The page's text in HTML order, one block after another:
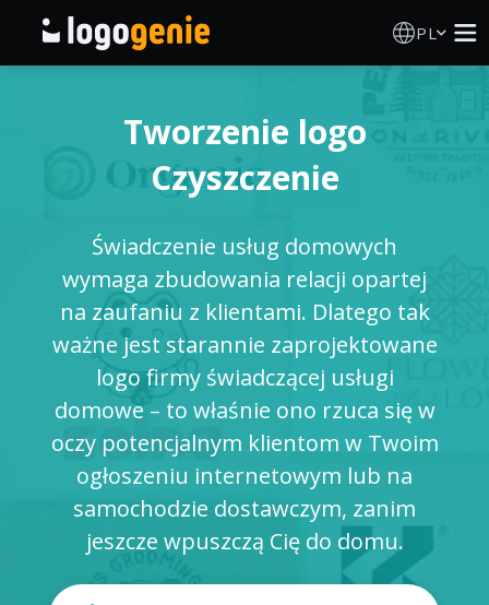
PL
Generator logo AI
Produkty drukowane
O nas
Blog
ZALOGUJ SIĘ
Tworzenie logo
Czyszczenie
Świadczenie usług domowych
wymaga zbudowania relacji opartej
na zaufaniu z klientami. Dlatego tak
ważne jest starannie zaprojektowane
logo firmy świadczącej usługi
domowe – to właśnie ono rzuca się w
oczy potencjalnym klientom w Twoim
ogłoszeniu internetowym lub na
samochodzie dostawczym, zanim
jeszcze wpuszczą Cię do domu.